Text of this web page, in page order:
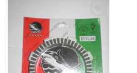
Προσθήκη
στη Λίστα
Επιθυμιών